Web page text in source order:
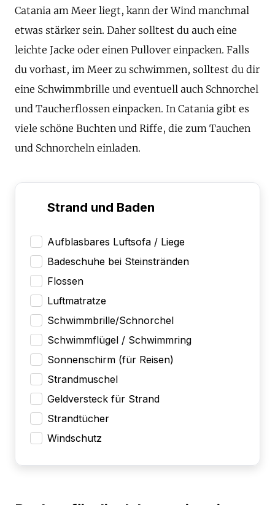
Catania am Meer liegt, kann der Wind manchmal
etwas stärker sein. Daher solltest du auch eine
leichte Jacke oder einen Pullover einpacken. Falls
du vorhast, im Meer zu schwimmen, solltest du dir
eine Schwimmbrille und eventuell auch Schnorchel
und Taucherflossen einpacken. In Catania gibt es
viele schöne Buchten und Riffe, die zum Tauchen
und Schnorcheln einladen.
Strand und Baden
Aufblasbares Luftsofa / Liege
Badeschuhe bei Steinstränden
Flossen
Luftmatratze
Schwimmbrille/Schnorchel
Schwimmflügel / Schwimmring
Sonnenschirm (für Reisen)
Strandmuschel
Geldversteck für Strand
Strandtücher
Windschutz